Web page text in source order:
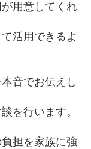
用意してくれ
活用できるよ
音でお伝えし
を行います。
担を家族に強